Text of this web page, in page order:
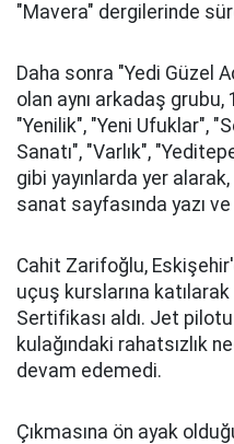
"Mavera" dergilerinde
Daha sonra "Yedi Güzel
olan aynı arkadaş grubu,
"Yenilik", "Yeni Ufuklar",
Sanatı", "Varlık",
gibi yayınlarda yer
sanat sayfasında yazı
Cahit Zarifoğlu,
uçuş kurslarına
Sertifikası aldı. Jet
kulağındaki rahatsızlık
devam edemedi.
Çıkmasına ön ayak